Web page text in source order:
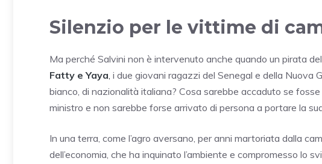
Silenzio per le vittime di
Ma perché Salvini non è intervenuto anche quando un pirata
Fatty e Yaya, i due giovani ragazzi del Senegal e della Nuova
bianco, di nazionalità italiana? Cosa sarebbe accaduto se
ministro e non sarebbe forse arrivato di persona a portare la
In una terra, come l’agro aversano, per anni martoriata dalla
dell’economia, che ha inquinato l’ambiente e compromesso lo